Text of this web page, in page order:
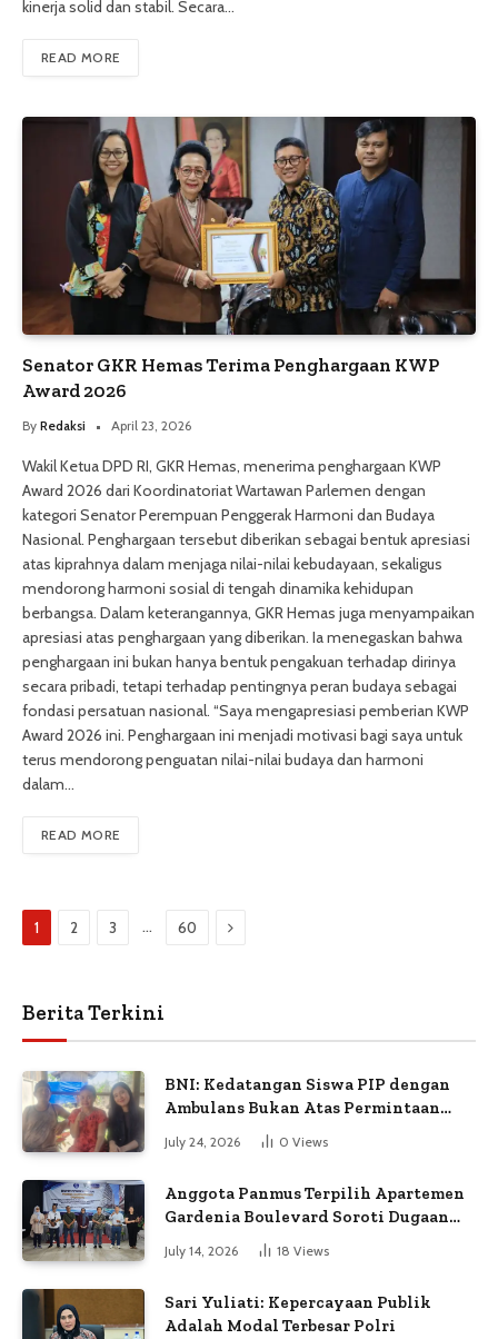
kinerja solid dan stabil. Secara…
READ MORE
Senator GKR Hemas Terima Penghargaan KWP
Award 2026
By Redaksi April 23, 2026
Wakil Ketua DPD RI, GKR Hemas, menerima penghargaan KWP
Award 2026 dari Koordinatoriat Wartawan Parlemen dengan
kategori Senator Perempuan Penggerak Harmoni dan Budaya
Nasional. Penghargaan tersebut diberikan sebagai bentuk apresiasi
atas kiprahnya dalam menjaga nilai-nilai kebudayaan, sekaligus
mendorong harmoni sosial di tengah dinamika kehidupan
berbangsa. Dalam keterangannya, GKR Hemas juga menyampaikan
apresiasi atas penghargaan yang diberikan. Ia menegaskan bahwa
penghargaan ini bukan hanya bentuk pengakuan terhadap dirinya
secara pribadi, tetapi terhadap pentingnya peran budaya sebagai
fondasi persatuan nasional. “Saya mengapresiasi pemberian KWP
Award 2026 ini. Penghargaan ini menjadi motivasi bagi saya untuk
terus mendorong penguatan nilai-nilai budaya dan harmoni
dalam…
READ MORE
1 2 3 … 60 Next
Berita Terkini
BNI: Kedatangan Siswa PIP dengan
Ambulans Bukan Atas Permintaan
July 24, 2026 0 Views
Anggota Panmus Terpilih Apartemen
Gardenia Boulevard Soroti Dugaan
Kejanggalan Voting
July 14, 2026 18 Views
Sari Yuliati: Kepercayaan Publik
Adalah Modal Terbesar Polri